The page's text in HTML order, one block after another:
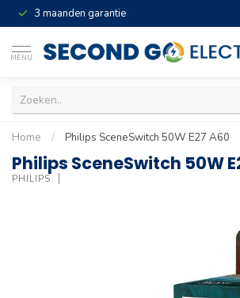
3 maanden garantie
MENU
Home / Philips SceneSwitch 50W E27 A60
Philips SceneSwitch 50W
PHILIPS